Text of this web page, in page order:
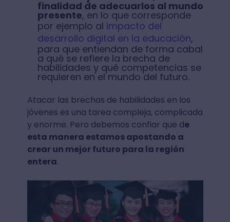
finalidad de adecuarlos al mundo
presente, en lo que corresponde
por ejemplo al impacto del
desarrollo digital en la educación,
para que entiendan de forma cabal
a qué se refiere la brecha de
habilidades y qué competencias se
requieren en el mundo del futuro.
Atacar las brechas de habilidades en los
jóvenes es una tarea compleja, complicada
y enorme. Pero debemos confiar que de
esta manera estamos apostando a
crear un mejor futuro para la región
entera.